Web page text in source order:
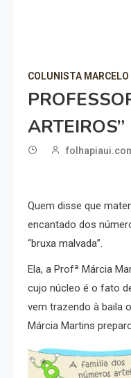
COLUNISTA MARCELO
ARTEIROS”
Quem disse que
encantado dos
“bruxa malvada”.
Ela, a Profª Márcia
cujo núcleo é o fato
vem trazendo à baila
Márcia Martins